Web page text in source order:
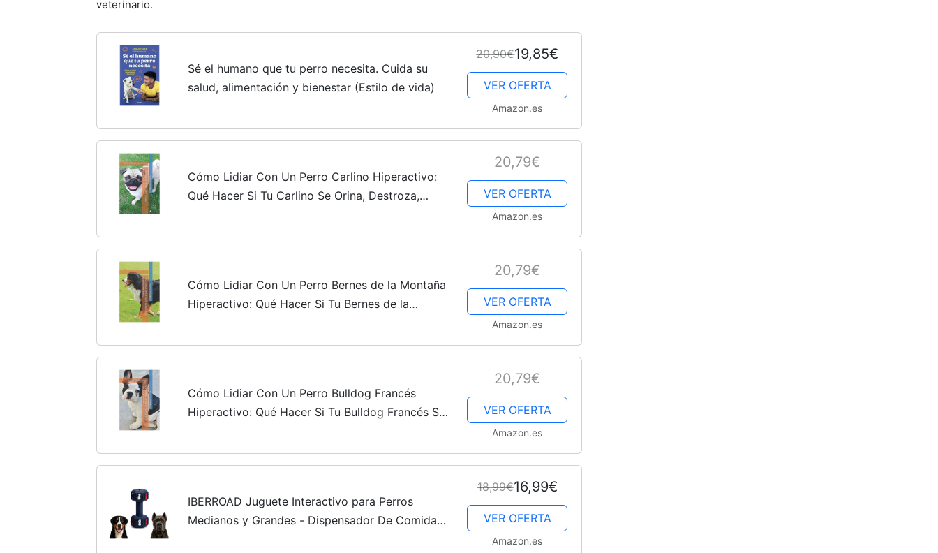
veterinario.
Sé el humano que tu perro necesita. Cuida su
salud, alimentación y bienestar (Estilo de vida)
20,90€19,85€
VER OFERTA
Amazon.es
Cómo Lidiar Con Un Perro Carlino Hiperactivo:
Qué Hacer Si Tu Carlino Se Orina, Destroza,
20,79€
VER OFERTA
Amazon.es
Cómo Lidiar Con Un Perro Bernes de la Montaña
Hiperactivo: Qué Hacer Si Tu Bernes de la
20,79€
VER OFERTA
Amazon.es
Cómo Lidiar Con Un Perro Bulldog Francés
Hiperactivo: Qué Hacer Si Tu Bulldog Francés Se
20,79€
VER OFERTA
Amazon.es
IBERROAD Juguete Interactivo para Perros
Medianos y Grandes - Dispensador De Comida
18,99€16,99€
VER OFERTA
Amazon.es